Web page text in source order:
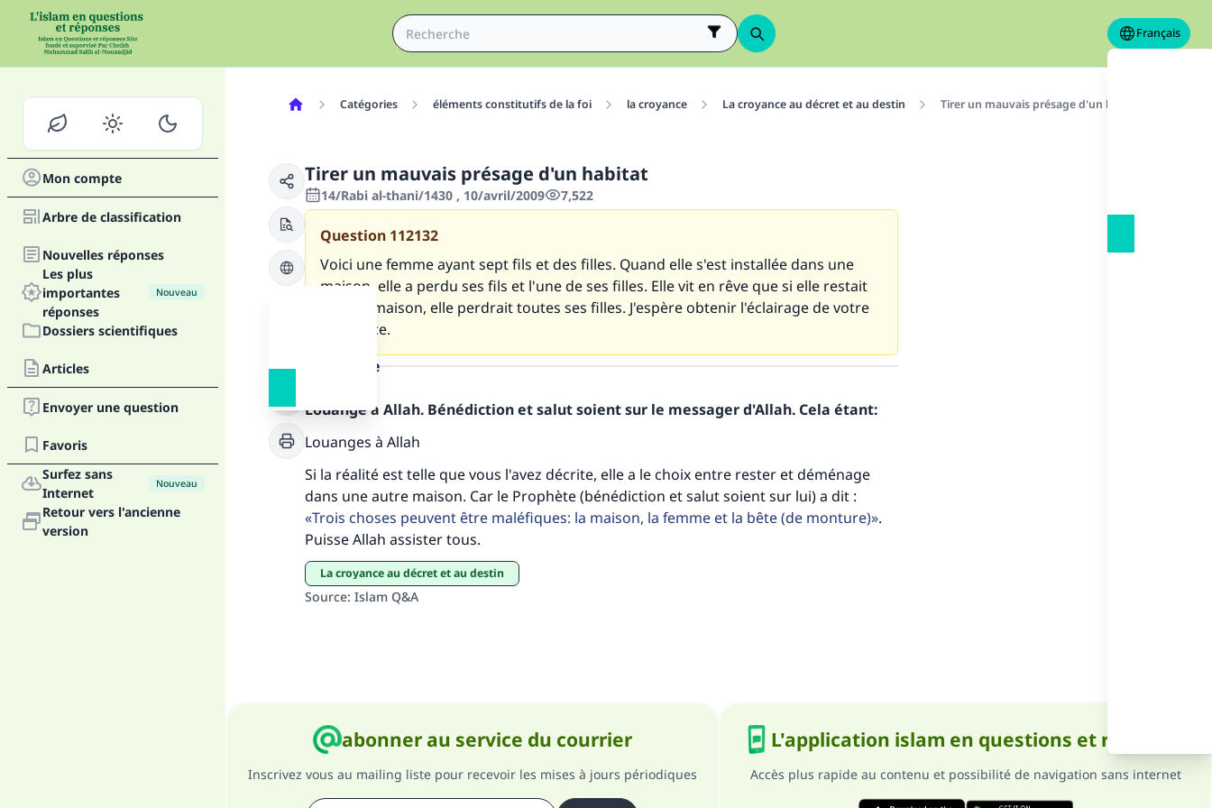
Français
Mon compte
Arbre de classification
Nouvelles réponses
Les plus
importantes
réponses
Nouveau
Dossiers scientifiques
Articles
Envoyer une question
Favoris
Surfez sans
Internet
Nouveau
Retour vers l'ancienne
version
Catégories éléments constitutifs de la foi la croyance La croyance au décret et au destin Tirer un mauvais présage d'un habitat
Tirer un mauvais présage d'un habitat
14/Rabi al-thani/1430 , 10/avril/2009 7,522
Question 112132
Voici une femme ayant sept fils et des filles. Quand elle s'est installée dans une
maison, elle a perdu ses fils et l'une de ses filles. Elle vit en rêve que si elle restait
dans la maison, elle perdrait toutes ses filles. J'espère obtenir l'éclairage de votre
éminence.
la réponse
Louange à Allah. Bénédiction et salut soient sur le messager d'Allah. Cela étant:
Louanges à Allah
Si la réalité est telle que vous l'avez décrite, elle a le choix entre rester et déménage
dans une autre maison. Car le Prophète (bénédiction et salut soient sur lui) a dit :
Trois choses peuvent être maléfiques: la maison, la femme et la bête (de monture) .
Puisse Allah assister tous.
La croyance au décret et au destin
Source: Islam Q&A
abonner au service du courrier
Inscrivez vous au mailing liste pour recevoir les mises à jours périodiques
L'application islam en questions et réponses
Accès plus rapide au contenu et possibilité de navigation sans internet
personnes grâce à votre contribution
Aidez nous à apporter des réponses.
Le Messager d'Allah (Paix sur lui) a dit:
"Celui qui indique une bonne action obtient la même récompense